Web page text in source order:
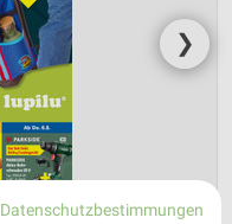
❯
Datenschutzbestimmungen